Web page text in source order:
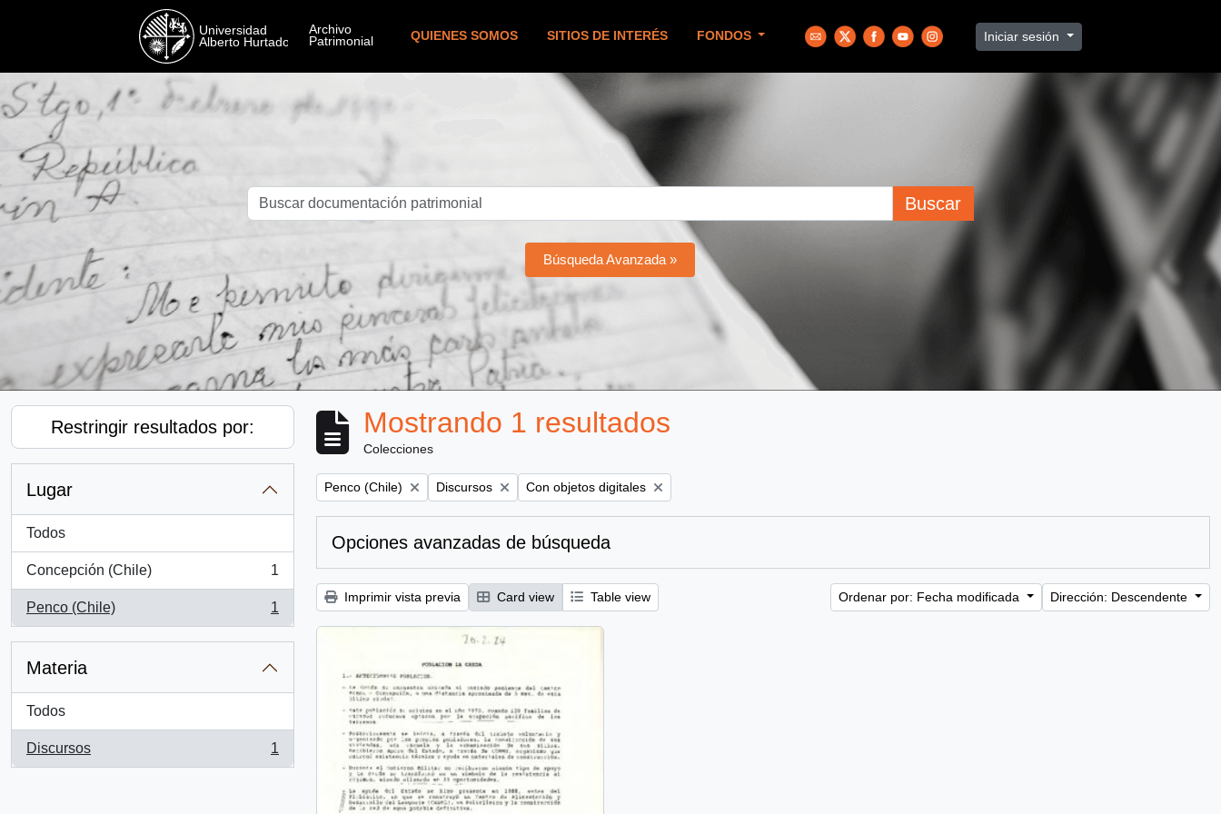
QUIENES SOMOS SITIOS DE INTERÉS FONDOS Iniciar sesión
Buscar
Búsqueda Avanzada »
Restringir resultados por:
Lugar
Todos
Concepción (Chile)
, 1 resultados
1
Penco (Chile)
, 1 resultados
1
Materia
Todos
Discursos
, 1 resultados
1
Mostrando 1 resultados
Colecciones
Remove filter:
Penco (Chile) Remove filter:
Discursos Remove filter:
Con objetos digitales
Opciones avanzadas de búsqueda
Imprimir vista previa Card view Table view Ordenar por: Fecha modificada Dirección: Descendente